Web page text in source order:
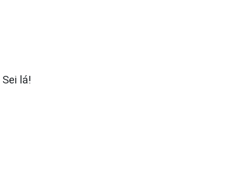
lá!